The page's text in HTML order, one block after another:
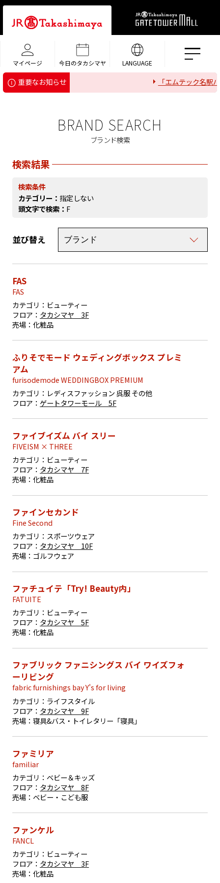
マイページ 今日のタカシマヤ LANGUAGE
重要なお知らせ 「エムテック名駅パ
BRAND SEARCH
ブランド検索
検索結果
検索条件
カテゴリー： 指定しない
頭文字で検索： F
並び替え
FAS
FAS
カテゴリ： ビューティー
フロア： タカシマヤ 3F
売場：化粧品
ふりそでモード ウェディングボックス プレミ
アム
furisodemode WEDDINGBOX PREMIUM
カテゴリ： レディスファッション 呉服 その他
フロア： ゲートタワーモール 5F
ファイブイズム バイ スリー
FIVEISM × THREE
カテゴリ： ビューティー
フロア： タカシマヤ 7F
売場：化粧品
ファインセカンド
Fine Second
カテゴリ： スポーツウェア
フロア： タカシマヤ 10F
売場： ゴルフウェア
ファチュイテ「Try! Beauty内」
FATUITE
カテゴリ： ビューティー
フロア： タカシマヤ 5F
売場：化粧品
ファブリック ファニシングス バイ ワイズフォ
ーリビング
fabric furnishings bay Y's for living
カテゴリ： ライフスタイル
フロア： タカシマヤ 9F
売場：寝具&バス・トイレタリー「寝具」
ファミリア
familiar
カテゴリ： ベビー＆キッズ
フロア： タカシマヤ 8F
売場： ベビー・こども服
ファンケル
FANCL
カテゴリ： ビューティー
フロア： タカシマヤ 3F
売場：化粧品